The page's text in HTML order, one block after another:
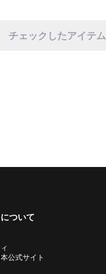
チェックしたアイテム
ついて
公式サイト